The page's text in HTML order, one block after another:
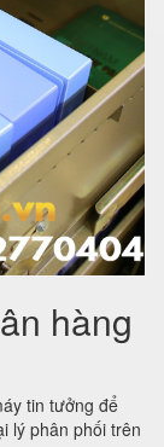
hàng
tin tưởng để
lý phân phối trên